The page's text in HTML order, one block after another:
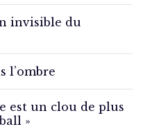
invisible du
l’ombre
est un clou de plus
»